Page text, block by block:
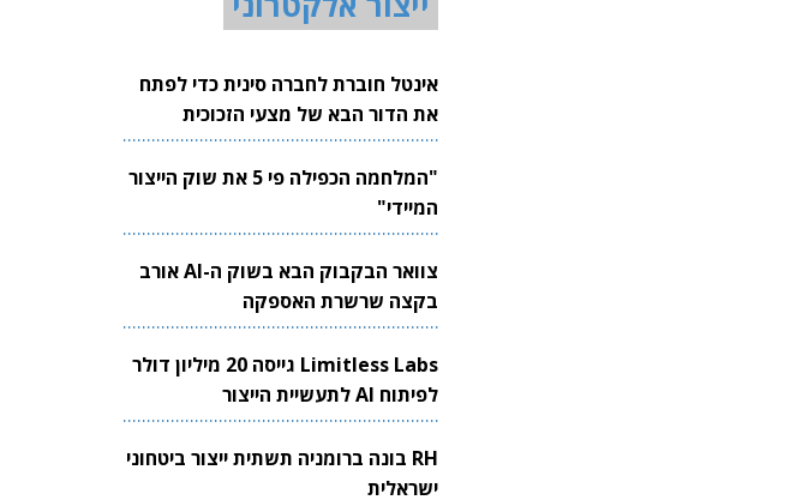
אינטל חוברת לחברה סינית כדי לפתח
את הדור הבא של מצעי הזכוכית
לשבבים
"המלחמה הכפילה פי 5 את שוק הייצור
המיידי"
צוואר הבקבוק הבא בשוק ה-AI אורב
בקצה שרשרת האספקה
Limitless Labs גייסה 20 מיליון דולר
לפיתוח AI לתעשיית הייצור
RH בונה ברומניה תשתית ייצור ביטחוני
ישראלית